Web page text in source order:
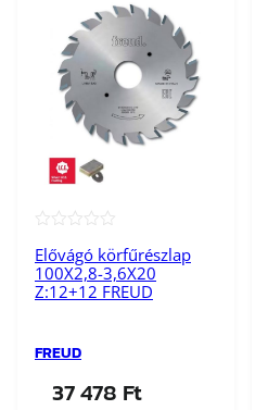
e
n
n
y
i
s
Elővágó körfűrészlap
100X2,8-3,6X20
Z:12+12 FREUD
FREUD
37 478 Ft